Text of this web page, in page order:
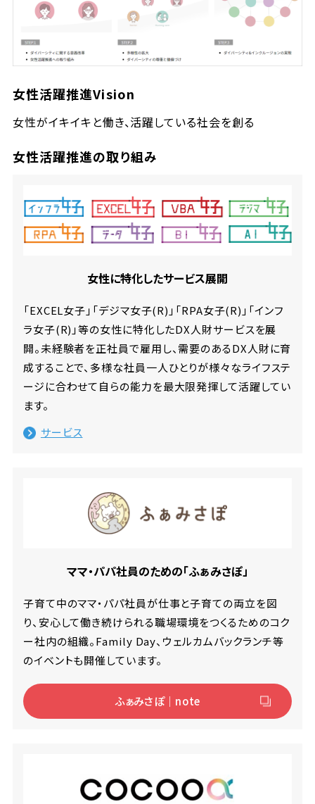
女性活躍推進Vision
女性がイキイキと働き、活躍している社会を創る
女性活躍推進の取り組み
女性に特化したサービス展開
「EXCEL女子」「デジマ女子(R)」「RPA女子(R)」「インフ
ラ女子(R)」等の女性に特化したDX人財サービスを展
開。未経験者を正社員で雇用し、需要のあるDX人財に育
成することで、多様な社員一人ひとりが様々なライフステ
ージに合わせて自らの能力を最大限発揮して活躍してい
ます。
サービス
ママ・パパ社員のための「ふぁみさぽ」
子育て中のママ・パパ社員が仕事と子育ての両立を図
り、安心して働き続けられる職場環境をつくるためのコク
ー社内の組織。Family Day、ウェルカムバックランチ等
のイベントも開催しています。
ふぁみさぽ｜note